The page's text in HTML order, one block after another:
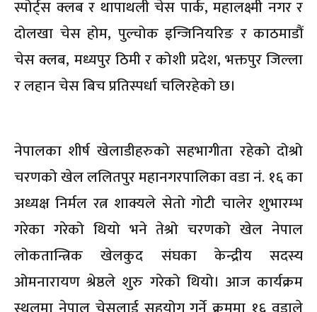
स्पोर्ट्स क्लब र थापाथली चेस पार्क, महालक्ष्मी नगर र
दोलखा चेस होम, पुल्चोक इन्जिनियरिङ र काठमाडौं
चेस क्लब, मध्यपुर ठिमी र कोशी प्रदेश, भक्तपुर जिल्ला
र लहान चेस बिच प्रतिस्पर्धा चलिरहेको छ।
नेपालका शीर्ष खेलाडीहरुको सहभागीता रहेको दोश्रो
चरणको खेल ललितपुर महानगरपालिका वडा नं. १६ का
अध्यक्ष निर्मल रत्न शाक्यले सेतो गोटी चालेर शुभारम्भ
गरेका गरेको थियो भने तेश्रो चरणको खेल नेपाल
लोकतान्त्रिक खेलकुद संघका केन्द्रीय सदस्य
ओमनारायण श्रेष्ठले शुरु गरेको थियो। आज कार्यक्रम